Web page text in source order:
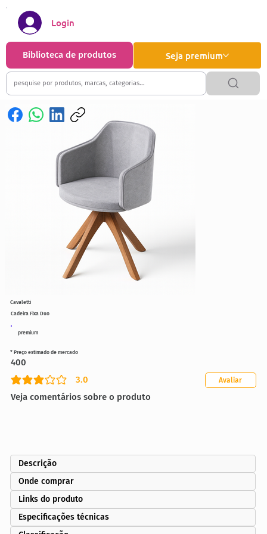
Seja premium
Biblioteca de produtos
Login
premium
Cadeira Fixa Duo
3.0
classificação média é 3 de 5
Veja comentários sobre o produto
Avaliar
* Preço estimado de mercado
400
Cavaletti
Descrição
Onde comprar
Links do produto
Especificações técnicas